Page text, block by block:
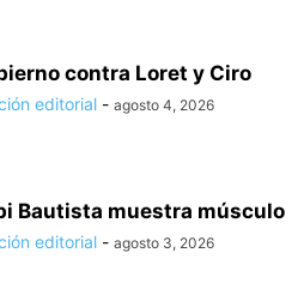
contra Loret y Ciro
editorial - agosto 4, 2026
Bautista muestra músculo
editorial - agosto 3, 2026